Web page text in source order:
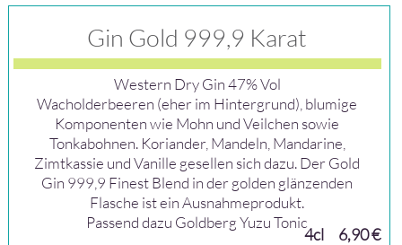
Gin Gold 999,9 Karat
Western Dry Gin 47% Vol
Wacholderbeeren (eher im Hintergrund), blumige
Komponenten wie Mohn und Veilchen sowie
Tonkabohnen. Koriander, Mandeln, Mandarine,
Zimtkassie und Vanille gesellen sich dazu. Der Gold
Gin 999,9 Finest Blend in der golden glänzenden
Flasche ist ein Ausnahmeprodukt.
Passend dazu Goldberg Yuzu Tonic
4cl 6,90 €